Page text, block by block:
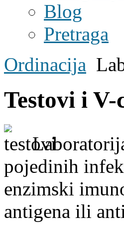
Blog
Pretraga
Ordinacija
Testovi i V-
pojedinih
enzimski
antigena ili